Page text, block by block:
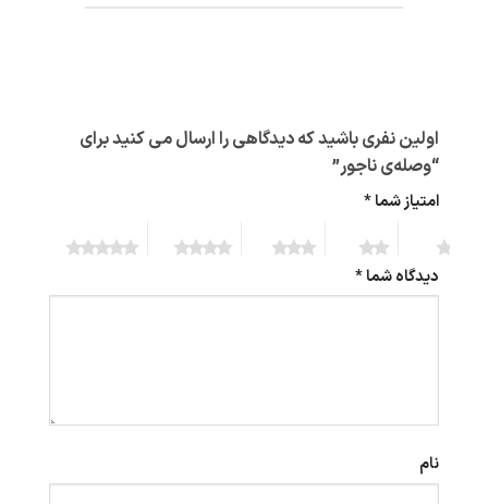
اولین نفری باشید که دیدگاهی را ارسال می کنید برای
“وصله‌ی ناجور”
امتیاز شما*
دیدگاه شما*
نام